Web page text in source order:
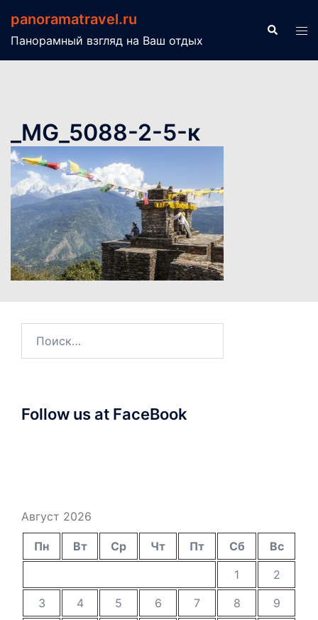
содержимому
panoramatravel.ru
Панорамный взгляд на Ваш отдых
Поиск
_MG_5088-2-5-к
Follow us at FaceBook
Август 2026
Пн Вт Ср Чт Пт Сб
Вс
1
2
3
4 5 6 7 8
9